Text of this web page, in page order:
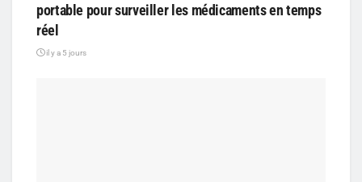
portable pour surveiller les médicaments en temps
réel
il y a 5 jours